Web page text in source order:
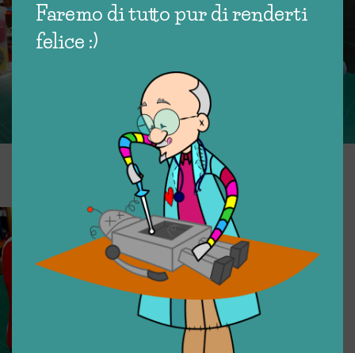
Faremo di tutto pur di renderti
felice :)
ZAINETTO ESPANDIBILE
WITCH – ZAINO DI WILL